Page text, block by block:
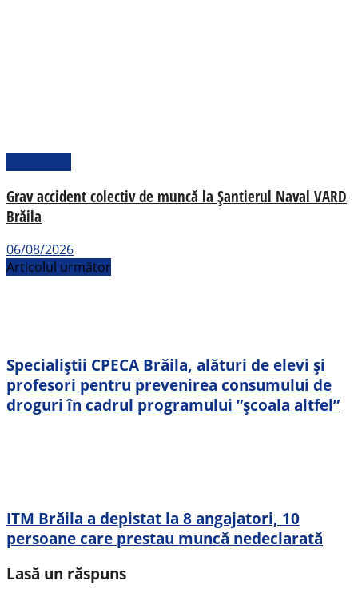
Grav accident colectiv de muncă la Șantierul Naval VARD
Brăila
06/08/2026
Articolul următor
Specialiștii CPECA Brăila, alături de elevi și
profesori pentru prevenirea consumului de
droguri în cadrul programului ”școala altfel”
ITM Brăila a depistat la 8 angajatori, 10
persoane care prestau muncă nedeclarată
Lasă un răspuns